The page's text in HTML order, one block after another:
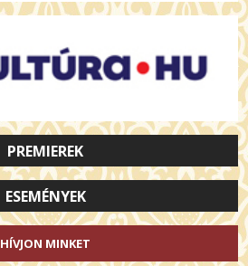
PREMIEREK
ESEMÉNYEK
HÍVJON MINKET